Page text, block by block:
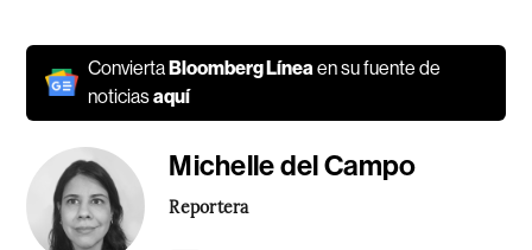
ConviertaBloomberg Línea en su fuente de
noticiasaquí
Michelle del Campo
Reportera